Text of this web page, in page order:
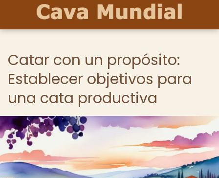
Catar con un propósito:
Establecer objetivos para
una cata productiva